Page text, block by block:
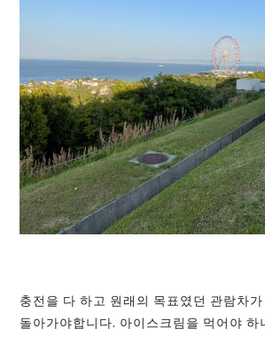
충전을 다 하고 원래의 목표였던 관람차
돌아가야합니다. 아이스크림을 먹어야 하